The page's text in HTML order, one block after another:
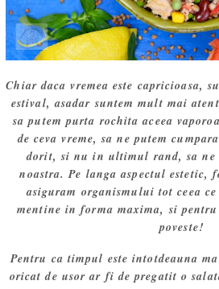
Chiar daca vremea este capricioasa,
estival, asadar suntem mult mai
sa putem purta rochita aceea
de ceva vreme, sa ne putem
dorit, si nu in ultimul rand, sa ne
noastra. Pe langa aspectul estetic,
asiguram organismului tot ceea
mentine in forma maxima, si
poveste!
Pentru ca timpul este intotdeauna
oricat de usor ar fi de pregatit o